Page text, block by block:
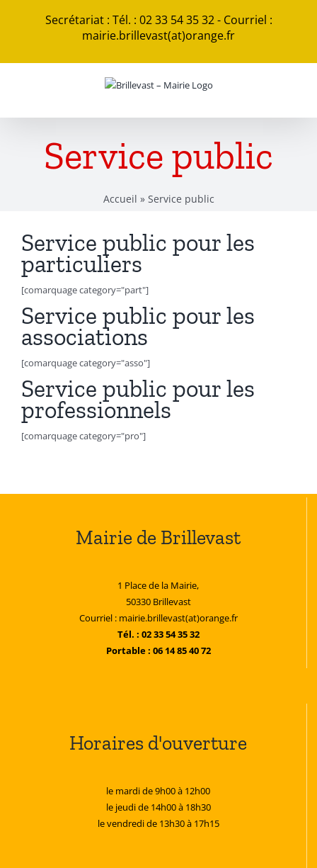
Secrétariat : Tél. : 02 33 54 35 32 - Courriel :
mairie.brillevast(at)orange.fr
Service public
Accueil » Service public
Service public pour les
particuliers
[comarquage category="part"]
Service public pour les
associations
[comarquage category="asso"]
Service public pour les
professionnels
[comarquage category="pro"]
Mairie de Brillevast
1 Place de la Mairie,
50330 Brillevast
Courriel : mairie.brillevast(at)orange.fr
Tél. : 02 33 54 35 32
Portable : 06 14 85 40 72
Horaires d'ouverture
le mardi de 9h00 à 12h00
le jeudi de 14h00 à 18h30
le vendredi de 13h30 à 17h15